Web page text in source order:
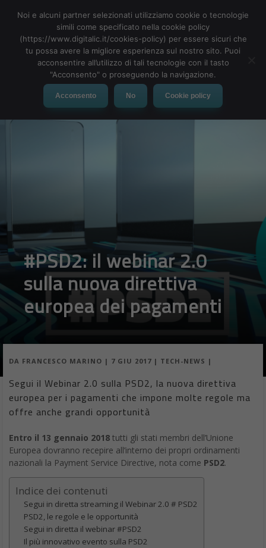
MENU
#PSD2: il webinar 2.0
sulla nuova direttiva
europea dei pagamenti
DA FRANCESCO MARINO | 7 GIU 2017 | TECH-NEWS |
Segui il Webinar 2.0 sulla PSD2, la nuova direttiva
europea per i pagamenti che impone molte regole ma
offre anche grandi opportunità
Entro il 13 gennaio 2018 tutti gli stati membri dell’Unione
Europea dovranno recepire all’interno dei propri ordinamenti
nazionali la Payment Service Directive, nota come PSD2.
Indice dei contenuti
Segui in diretta streaming il Webinar 2.0 # PSD2
PSD2, le regole e le opportunità
Segui in diretta il webinar #PSD2
Il più innovativo evento sulla PSD2
Noi e alcuni partner selezionati utilizziamo cookie o tecnologie
simili come specificato nella cookie policy
(https://www.digitalic.it/cookies-policy) per essere sicuri che
tu possa avere la migliore esperienza sul nostro sito. Puoi
acconsentire all’utilizzo di tali tecnologie con il tasto
"Acconsento" o proseguendo la navigazione.
Acconsento No Cookie policy